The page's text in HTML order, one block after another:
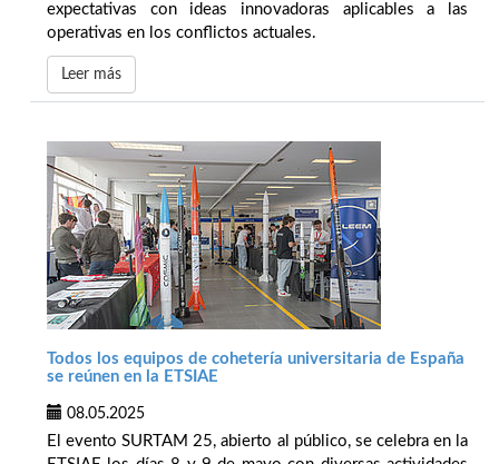
expectativas con ideas innovadoras aplicables a las
operativas en los conflictos actuales.
Leer más
Todos los equipos de cohetería universitaria de España
se reúnen en la ETSIAE
08.05.2025
El evento SURTAM 25, abierto al público, se celebra en la